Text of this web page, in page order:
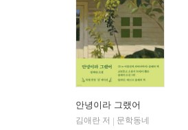
안녕이라 그랬어
김애란 저
문학동네